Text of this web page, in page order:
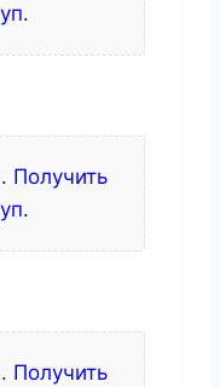
.
Получить
.
Получить